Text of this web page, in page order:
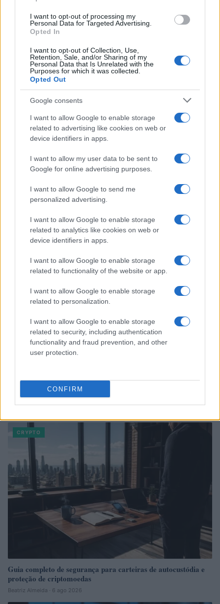
I want to opt-out of processing my
Personal Data for Targeted Advertising.
Opted In
I want to opt-out of Collection, Use,
Retention, Sale, and/or Sharing of my
Personal Data that Is Unrelated with the
Purposes for which it was collected.
Opted Out
Google consents
I want to allow Google to enable storage
related to advertising like cookies on web or
device identifiers in apps.
I want to allow my user data to be sent to
Google for online advertising purposes.
I want to allow Google to send me
personalized advertising.
I want to allow Google to enable storage
related to analytics like cookies on web or
device identifiers in apps.
I want to allow Google to enable storage
related to functionality of the website or app.
I want to allow Google to enable storage
related to personalization.
I want to allow Google to enable storage
related to security, including authentication
functionality and fraud prevention, and other
user protection.
CONFIRM
No entanto, o explorador de blockchain não é capaz de
descrever a arte encontrada dentro desse token não
fungível. Os usuários precisarão se conectar a um mercado
ou outro provedor de serviços que suporte o padrão de
token NFT e projetar um adquirido para ver a arte. No
entanto, o BscScan representará o ID do token, o projeto
NFT, o histórico de transações e a interação com o
contrato inteligente.
AUTOR
Continue lendo
CRYPTO
Guia completo de segurança para carteiras de autocustódia e
proteção de criptomoedas
Beatriz Almeida · 6 ago 2026